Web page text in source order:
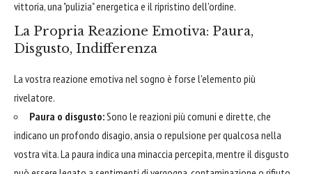
vittoria, una "pulizia" energetica e il ripristino dell'ordine.
La Propria Reazione Emotiva: Paura,
Disgusto, Indifferenza
La vostra reazione emotiva nel sogno è forse l'elemento più
rivelatore.
Paura o disgusto:Sono le reazioni più comuni e dirette, che
indicano un profondo disagio, ansia o repulsione per qualcosa nella
vostra vita. La paura indica una minaccia percepita, mentre il disgusto